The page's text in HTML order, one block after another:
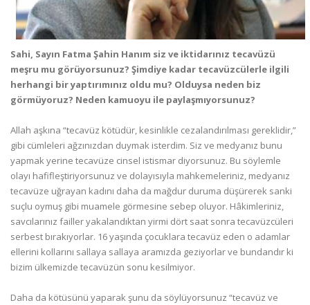
Sahi, Sayın Fatma Şahin Hanım siz ve iktidarınız tecavüzü
meşru mu görüyorsunuz? Şimdiye kadar tecavüzcülerle ilgili
herhangi bir yaptırımınız oldu mu? Olduysa neden biz
görmüyoruz? Neden kamuoyu ile paylaşmıyorsunuz?
Allah aşkına “tecavüz kötüdür, kesinlikle cezalandırılması gereklidir,”
gibi cümleleri ağzınızdan duymak isterdim. Siz ve medyanız bunu
yapmak yerine tecavüze cinsel istismar diyorsunuz. Bu söylemle
olayı hafifleştiriyorsunuz ve dolayısıyla mahkemeleriniz, medyanız
tecavüze uğrayan kadını daha da mağdur duruma düşürerek sanki
suçlu oymuş gibi muamele görmesine sebep oluyor. Hâkimleriniz,
savcılarınız failler yakalandıktan yirmi dört saat sonra tecavüzcüleri
serbest bırakıyorlar. 16 yaşında çocuklara tecavüz eden o adamlar
ellerini kollarını sallaya sallaya aramızda geziyorlar ve bundandır ki
bizim ülkemizde tecavüzün sonu kesilmiyor.
Daha da kötüsünü yaparak şunu da söylüyorsunuz “tecavüz ve